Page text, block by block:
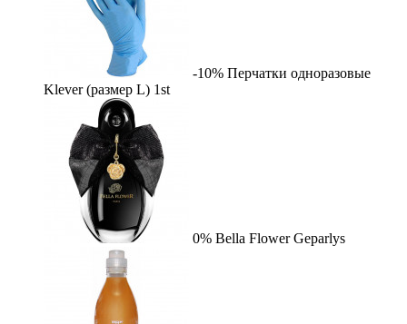
-10% Перчатки одноразовые
Klever (размер L) 1st
0% Bella Flower Geparlys